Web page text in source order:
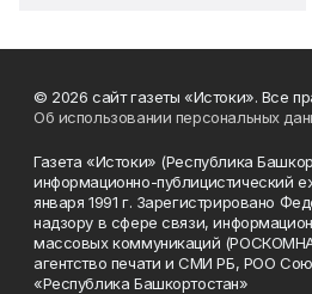
© 2026 сайт газеты «Истоки». Все
Об использовании персональных
Газета «Истоки» (Республика
информационно-публицистический
января 1991 г. Зарегистрировано
надзору в сфере связи,
массовых коммуникаций
агентство печати и СМИ РБ, РОО
«Республика Башкортостан»